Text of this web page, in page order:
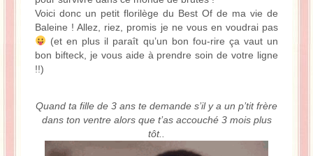
Voici donc un petit florilège du Best Of de ma vie de
Baleine ! Allez, riez, promis je ne vous en voudrai pas
(et en plus il paraît qu’un bon fou-rire ça vaut un
bon bifteck, je vous aide à prendre soin de votre ligne
!!)
Quand ta fille de 3 ans te demande s’il y a un p’tit frère
dans ton ventre alors que t’as accouché 3 mois plus
tôt..